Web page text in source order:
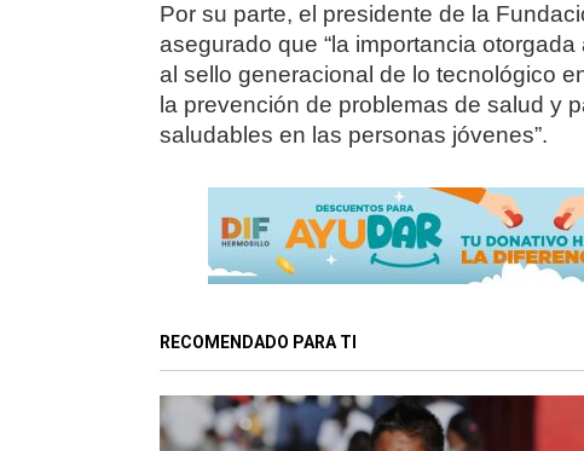
Por su parte, el presidente de la
asegurado que “la importancia
al sello generacional de lo tecnológico
la prevención de problemas de salud y
saludables en las personas jóvenes”.
RECOMENDADO PARA TI